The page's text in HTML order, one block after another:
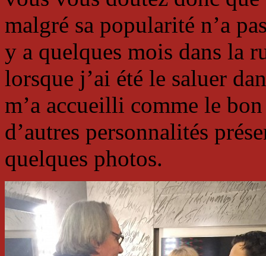
malgré sa popularité n’a
y a quelques mois dans la
lorsque j’ai été le saluer
m’a accueilli comme le
d’autres personnalités
quelques photos.